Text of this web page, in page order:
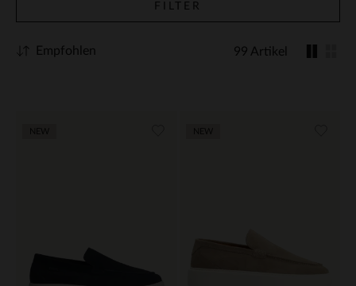
FILTER
99 Artikel
Empfohlen